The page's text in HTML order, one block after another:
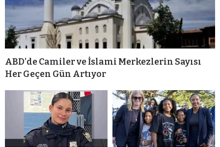
ABD’de Camiler ve İslami Merkezlerin Sayısı
Her Geçen Gün Artıyor